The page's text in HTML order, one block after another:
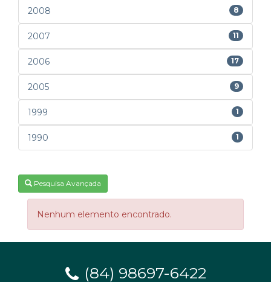
2008 8
2007 11
2006 17
2005 9
1999 1
1990 1
Pesquisa Avançada
Nenhum elemento encontrado.
(84) 98697-6422